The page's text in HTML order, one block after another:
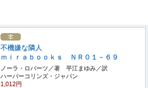
不機嫌な隣人
ｍｉｒａｂｏｏｋｓ ＮＲ０１－６９
ノーラ・ロバーツ／著 平江まゆみ／訳
ハーパーコリンズ・ジャパン
1,012円